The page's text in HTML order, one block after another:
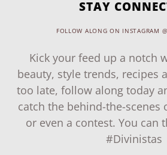
STAY
FOLLOW ALONG ON INSTAGRAM
Kick your feed up a notch
beauty, style trends, recipes
too late, follow along today
catch the behind-the-scenes
or even a contest. You can
#Divinistas